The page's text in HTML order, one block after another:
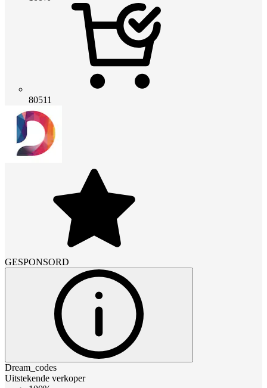
80511
GESPONSORD
Dream_codes
Uitstekende verkoper